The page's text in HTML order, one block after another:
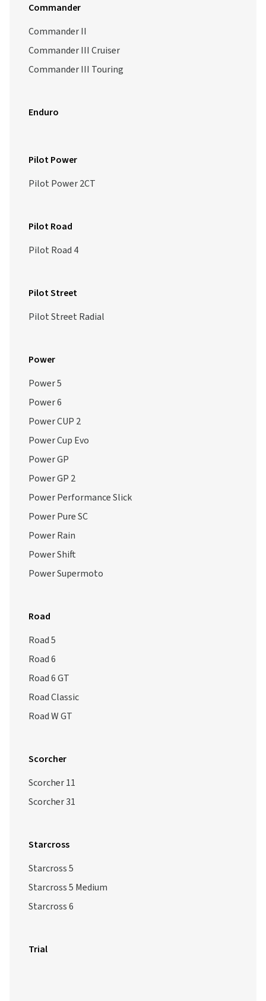
Commander
Commander II
Commander III Cruiser
Commander III Touring
Enduro
Pilot Power
Pilot Power 2CT
Pilot Road
Pilot Road 4
Pilot Street
Pilot Street Radial
Power
Power 5
Power 6
Power CUP 2
Power Cup Evo
Power GP
Power GP 2
Power Performance Slick
Power Pure SC
Power Rain
Power Shift
Power Supermoto
Road
Road 5
Road 6
Road 6 GT
Road Classic
Road W GT
Scorcher
Scorcher 11
Scorcher 31
Starcross
Starcross 5
Starcross 5 Medium
Starcross 6
Trial